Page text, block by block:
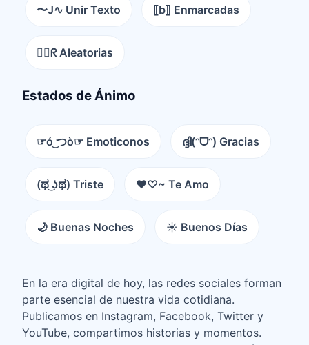
〜J∿ Unir Texto ⟦b⟧ Enmarcadas
😵‍💫ᖇ Aleatorias
Estados de Ánimo
☞ó ͜つò☞ Emoticonos ദ്ദി(ᵔᗜᵔ) Gracias
(ಥ ͜ʖಥ) Triste ♥♡~ Te Amo
🌙 Buenas Noches ☀️ Buenos Días
En la era digital de hoy, las redes sociales forman
parte esencial de nuestra vida cotidiana.
Publicamos en Instagram, Facebook, Twitter y
YouTube, compartimos historias y momentos.